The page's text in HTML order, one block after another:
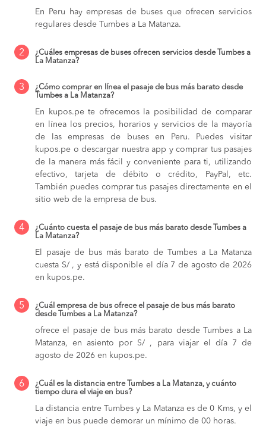
En Peru hay empresas de buses que ofrecen servicios
regulares desde Tumbes a La Matanza.
2
¿Cuáles empresas de buses ofrecen servicios desde Tumbes a
La Matanza?
3
¿Cómo comprar en línea el pasaje de bus más barato desde
Tumbes a La Matanza?
En kupos.pe te ofrecemos la posibilidad de comparar
en línea los precios, horarios y servicios de la mayoría
de las empresas de buses en Peru. Puedes visitar
kupos.pe o descargar nuestra app y comprar tus pasajes
de la manera más fácil y conveniente para ti, utilizando
efectivo, tarjeta de débito o crédito, PayPal, etc.
También puedes comprar tus pasajes directamente en el
sitio web de la empresa de bus.
4
¿Cuánto cuesta el pasaje de bus más barato desde Tumbes a
La Matanza?
El pasaje de bus más barato de Tumbes a La Matanza
cuesta S/ , y está disponible el día 7 de agosto de 2026
en kupos.pe.
5
¿Cuál empresa de bus ofrece el pasaje de bus más barato
desde Tumbes a La Matanza?
ofrece el pasaje de bus más barato desde Tumbes a La
Matanza, en asiento por S/ , para viajar el día 7 de
agosto de 2026 en kupos.pe.
6
¿Cuál es la distancia entre Tumbes a La Matanza, y cuánto
tiempo dura el viaje en bus?
La distancia entre Tumbes y La Matanza es de 0 Kms, y el
viaje en bus puede demorar un mínimo de 00 horas.